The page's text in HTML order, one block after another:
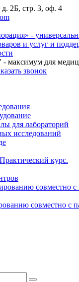
2Б, стр. 3, оф. 4
максимум для
звонок
для лабораторий
исследований
курс.
совместно
совместно с